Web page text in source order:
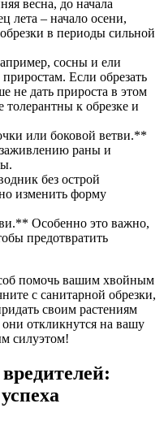
весна, до начала
лета – начало осени,
в периоды сильной
сосны и ели
Если обрезать
не дать прироста в этом
к обрезке и
или боковой ветви.**
заживлению раны и
без острой
изменить форму
Особенно это важно,
предотвратить
помочь вашим хвойным
с санитарной обрезки,
своим растениям
откликнутся на вашу
силуэтом!